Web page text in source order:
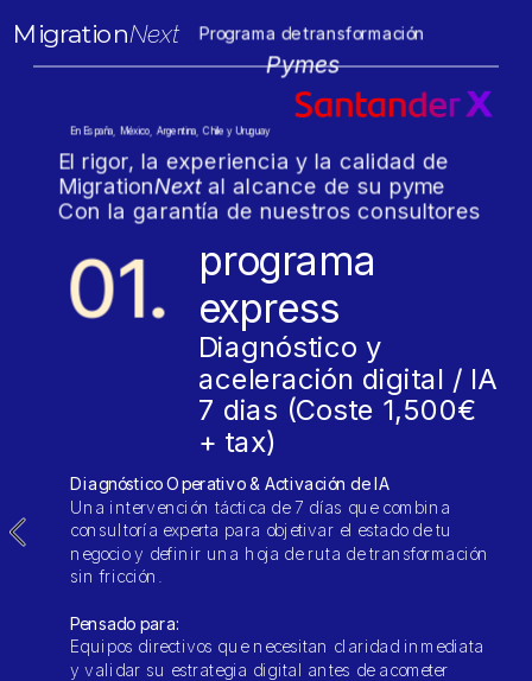
programa
express
Diagnóstico y
aceleración digital / IA
7 dias (Coste 1,500€
+ tax)
Diagnóstico Operativo & Activación de IA
Una intervención táctica de 7 días que combina
consultoría experta para objetivar el estado de tu
negocio y definir una hoja de ruta de transformación
sin fricción.
Pensado para:
Equipos directivos que necesitan claridad inmediata
y validar su estrategia digital antes de acometer
MigrationNext Programa de transformación
digital para Pymes
Pymes
En España, México, Argentina, Chile y Uruguay
El rigor, la experiencia y la calidad de
MigrationNext al alcance de su pyme
Con la garantía de nuestros consultores
01.